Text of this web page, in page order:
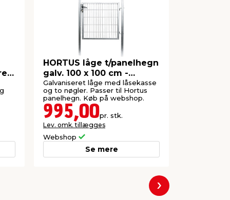
HORTUS låge t/panelhegn
galv. 100 x 100 cm -
webshop
Galvaniseret låge med låsekasse
og to nøgler. Passer til Hortus
panelhegn. Køb på webshop.
995,00pr. stk.
Lev. omk. tillægges
Webshop
Se mere
Næste